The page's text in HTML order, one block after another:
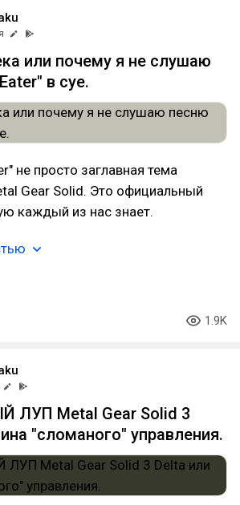
или почему я не слушаю
в суе.
не просто заглавная тема
Gear Solid. Это официальный
каждый из нас знает.
1.9K
ЛУП Metal Gear Solid 3
"сломаного" управления.